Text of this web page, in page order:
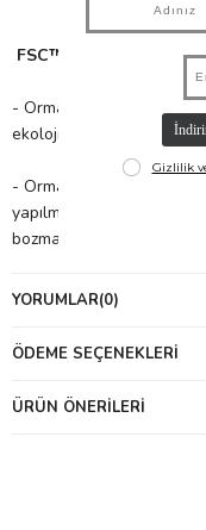
FSC™ Sertifikası nedir?
- Orman ürünlerinin;
ekolojik süreçlere
- Ormanlara yönelik
yapılmasında,
bozmayacak derecede
- Halkın uzun süreçte
destekleyen uzun
bulunacağı sistemlerin
YORUMLAR(0)
ÖDEME SEÇENEKLERI
ÜRÜN ÖNERILERI